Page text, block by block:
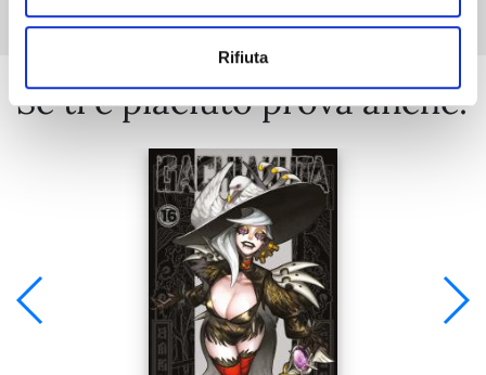
Rifiuta
Se ti è piaciuto prova anche: